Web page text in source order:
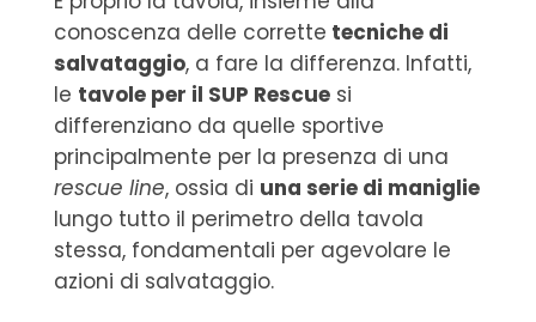
conoscenza delle corrette tecniche di
salvataggio, a fare la differenza. Infatti,
le tavole per il SUP Rescuesi
differenziano da quelle sportive
principalmente per la presenza di una
rescue line, ossia di una serie di maniglie
lungo tutto il perimetro della tavola
stessa, fondamentali per agevolare le
azioni di salvataggio.